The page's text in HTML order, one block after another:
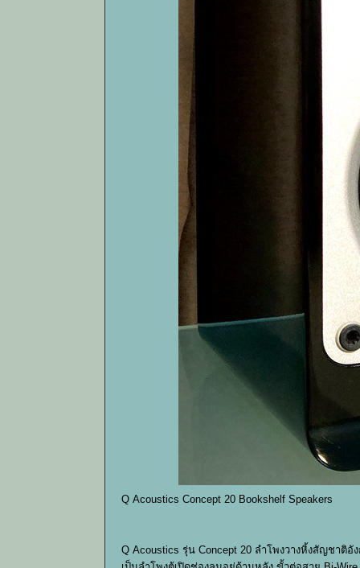
Q Acoustics Concept 20 Bookshelf Speakers
Q Acoustics รุ่น Concept 20 ลำโพงวางหิ้งสัญชาติ